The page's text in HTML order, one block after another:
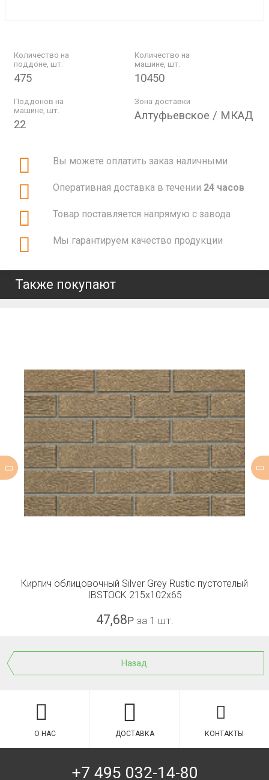
Количество на
поддоне, шт.
475
Количество на
машине, шт.
10450
Поддонов на
машине, шт.
22
Зона доставки
Алтуфьевское / МКАД
Вы можете оплатить заказ наличными
Оперативная доставка в течении 24 часов
Товар поставляется напрямую с завода
Мы гарантируем качество продукции
Также покупают
Кирпич облицовочный Silver Grey Rustic пустотелый
IBSTOCK 215x102x65
47,68Р за 1 шт.
Назад
О НАС ДОСТАВКА КОНТАКТЫ
+7 495 032-14-80